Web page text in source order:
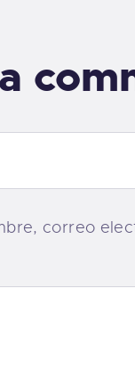
correo